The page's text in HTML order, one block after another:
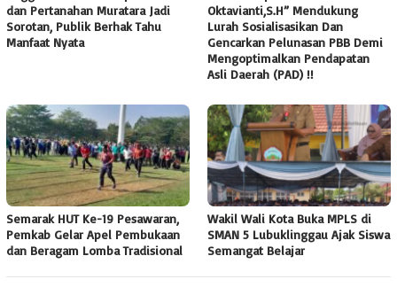
dan Pertanahan Muratara Jadi
Sorotan, Publik Berhak Tahu
Manfaat Nyata
Oktavianti,S.H” Mendukung
Lurah Sosialisasikan Dan
Gencarkan Pelunasan PBB Demi
Mengoptimalkan Pendapatan
Asli Daerah (PAD) !!
Semarak HUT Ke-19 Pesawaran,
Pemkab Gelar Apel Pembukaan
dan Beragam Lomba Tradisional
Wakil Wali Kota Buka MPLS di
SMAN 5 Lubuklinggau Ajak Siswa
Semangat Belajar